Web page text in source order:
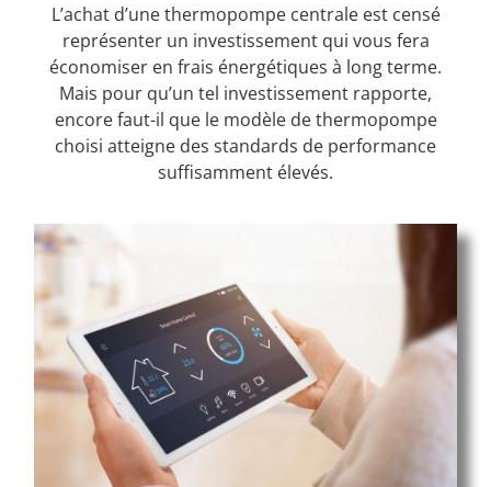
L’achat d’une thermopompe centrale est censé
représenter un investissement qui vous fera
économiser en frais énergétiques à long terme.
Mais pour qu’un tel investissement rapporte,
encore faut-il que le modèle de thermopompe
choisi atteigne des standards de performance
suffisamment élevés.